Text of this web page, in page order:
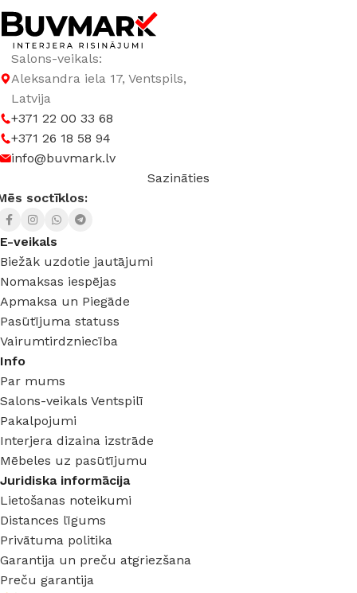
Salons-veikals:
Aleksandra iela 17, Ventspils,
Latvija
+371 22 00 33 68
+371 26 18 58 94
info@buvmark.lv
Sazināties
soctīklos:
E-veikals
Biežāk uzdotie jautājumi
Nomaksas iespējas
Apmaksa un Piegāde
Pasūtījuma statuss
Vairumtirdzniecība
Info
Par mums
Salons-veikals Ventspilī
Pakalpojumi
Interjera dizaina izstrāde
Mēbeles uz pasūtījumu
Juridiska informācija
Lietošanas noteikumi
Distances līgums
Privātuma politika
Garantija un preču atgriezšana
Preču garantija